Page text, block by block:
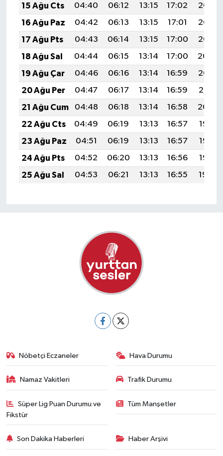
15 Ağu Cts
04:40 06:12 13:15 17:02
20:08
16 Ağu Paz
04:42 06:13 13:15 17:01
20:06
17 Ağu Pts
04:43 06:14 13:15 17:00
20:05
18 Ağu Sal
04:44 06:15 13:14 17:00
20:04
19 Ağu Çar
04:46 06:16 13:14 16:59
20:02
20 Ağu Per
04:47 06:17 13:14 16:59
20:01
21 Ağu Cum
04:48 06:18 13:14 16:58
20:00
22 Ağu Cts
04:49 06:19 13:13 16:57
19:58
23 Ağu Paz
04:51 06:19 13:13 16:57
19:57
24 Ağu Pts
04:52 06:20 13:13 16:56
19:56
25 Ağu Sal
04:53 06:21 13:13 16:55 19:54
Nöbetçi Eczaneler Hava Durumu
Namaz Vakitleri Trafik Durumu
Süper Lig Puan Durumu ve
Fikstür
Tüm Manşetler
Son Dakika Haberleri Haber Arşivi